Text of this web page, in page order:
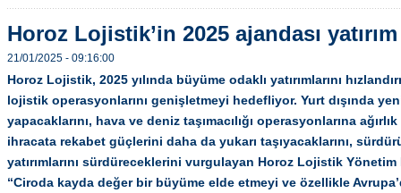
Horoz Lojistik’in 2025 ajandası
21/01/2025 - 09:16:00
Horoz Lojistik, 2025 yılında büyüme odaklı yatırımlarını
lojistik operasyonlarını genişletmeyi hedefliyor. Yurt dışında yeni
yapacaklarını, hava ve deniz taşımacılığı operasyonlarına
ihracata rekabet güçlerini daha da yukarı taşıyacaklarını,
yatırımlarını sürdüreceklerini vurgulayan Horoz Lojistik
“Ciroda kayda değer bir büyüme elde etmeyi ve özellikle